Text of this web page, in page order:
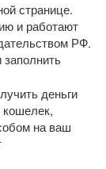
странице.
и работают
РФ.
заполнить
деньги
кошелек,
на ваш